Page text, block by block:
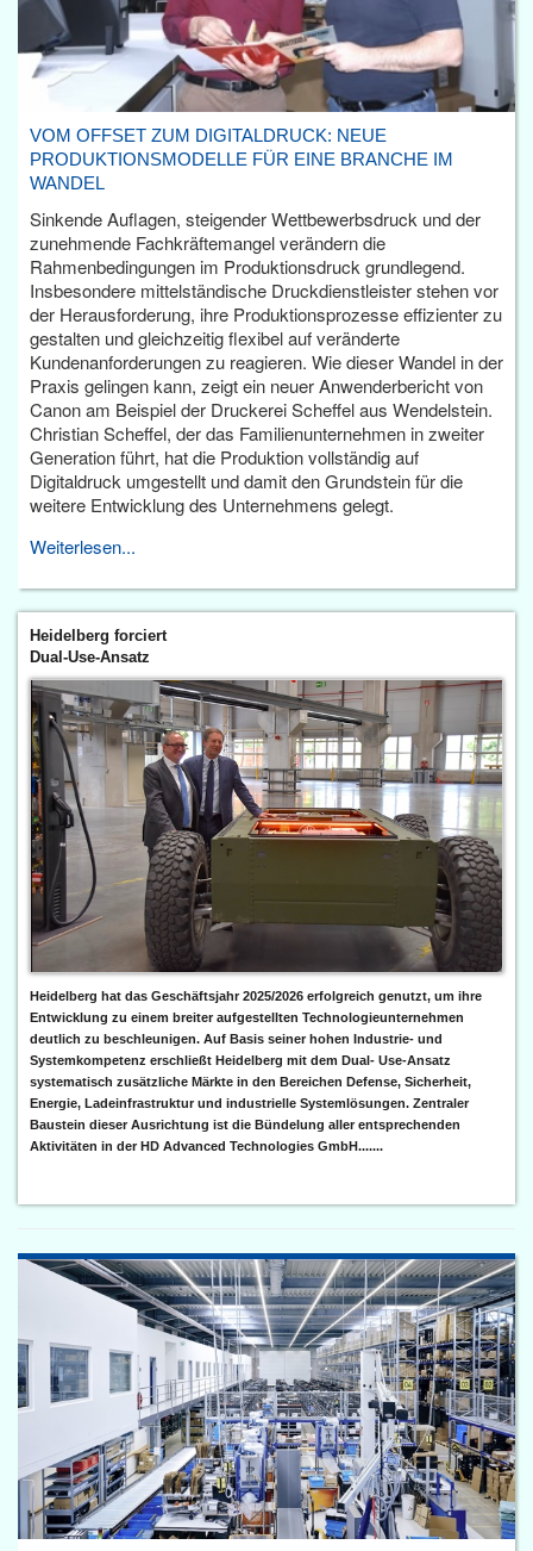
VOM OFFSET ZUM DIGITALDRUCK: NEUE
PRODUKTIONSMODELLE FÜR EINE BRANCHE IM
WANDEL
Sinkende Auflagen, steigender Wettbewerbsdruck und der
zunehmende Fachkräftemangel verändern die
Rahmenbedingungen im Produktionsdruck grundlegend.
Insbesondere mittelständische Druckdienstleister stehen vor
der Herausforderung, ihre Produktionsprozesse effizienter zu
gestalten und gleichzeitig flexibel auf veränderte
Kundenanforderungen zu reagieren. Wie dieser Wandel in der
Praxis gelingen kann, zeigt ein neuer Anwenderbericht von
Canon am Beispiel der Druckerei Scheffel aus Wendelstein.
Christian Scheffel, der das Familienunternehmen in zweiter
Generation führt, hat die Produktion vollständig auf
Digitaldruck umgestellt und damit den Grundstein für die
weitere Entwicklung des Unternehmens gelegt.
Weiterlesen...
Heidelberg forciert
Dual-Use-Ansatz
Heidelberg hat das Geschäftsjahr 2025/2026 erfolgreich genutzt, um ihre
Entwicklung zu einem breiter aufgestellten Technologieunternehmen
deutlich zu beschleunigen. Auf Basis seiner hohen Industrie- und
Systemkompetenz erschließt Heidelberg mit dem Dual- Use-Ansatz
systematisch zusätzliche Märkte in den Bereichen Defense, Sicherheit,
Energie, Ladeinfrastruktur und industrielle Systemlösungen. Zentraler
Baustein dieser Ausrichtung ist die Bündelung aller entsprechenden
Aktivitäten in der HD Advanced Technologies GmbH.......